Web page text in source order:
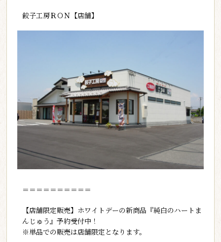
餃子工房ＲＯＮ【店舗】
＝＝＝＝＝＝＝＝＝＝
【店舗限定販売】ホワイトデーの新商品『純白のハートま
んじゅう』予約受付中！
※単品での販売は店舗限定となります。